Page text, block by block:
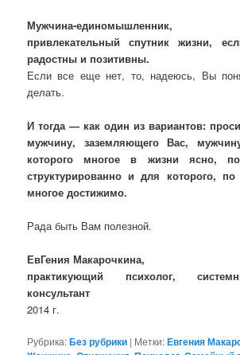
Мужчина-единомышленник,
привлекательный спутник жизни,
радостны и позитивны.
Если все еще нет, то, надеюсь, Вы
делать.
И тогда — как один из вариантов:
мужчину, заземляющего Вас,
которого многое в жизни ясно,
структурированно и для которого,
многое достижимо.
Рада быть Вам полезной.
ЕвГения Макарочкина,
практикующий психолог,
консультант
2014 г.
Рубрика:Без рубрики | Метки:Евгения